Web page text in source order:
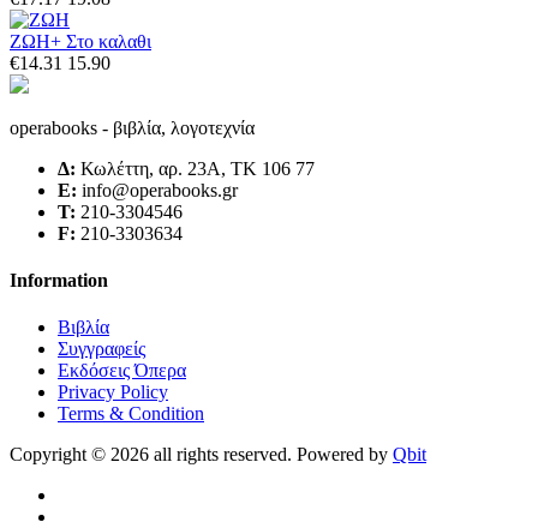
ΖΩΗ+ Στο καλαθι
€14.31 15.90
operabooks - βιβλία, λογοτεχνία
Δ: Κωλέττη, αρ. 23Α, ΤΚ 106 77
E: info@operabooks.gr
Τ: 210-3304546
F: 210-3303634
Information
Βιβλία
Συγγραφείς
Εκδόσεις Όπερα
Privacy Policy
Terms & Condition
Copyright © 2026 all rights reserved. Powered by Qbit